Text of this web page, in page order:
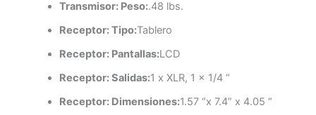
Transmisor: Peso:.48 lbs.
Receptor: Tipo:Tablero
Receptor: Pantallas:LCD
Receptor: Salidas:1 x XLR, 1 x 1/4 “
Receptor: Dimensiones:1.57 “x 7.4” x 4.05 “